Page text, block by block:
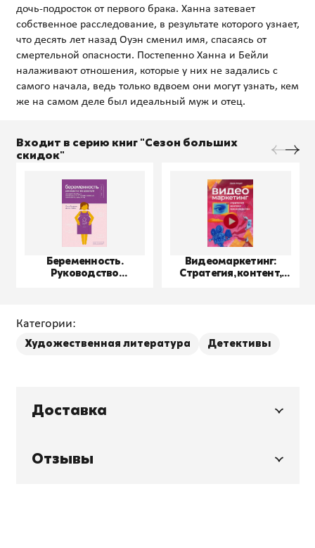
дочь-подросток от первого брака. Ханна затевает
собственное расследование, в результате которого узнает,
что десять лет назад Оуэн сменил имя, спасаясь от
смертельной опасности. Постепенно Ханна и Бейли
налаживают отношения, которые у них не задались с
самого начала, ведь только вдвоем они могут узнать, кем
Входит в серию книг "Сезон больших
скидок"
Беременность.
Руководство
Видеомаркетинг:
Стратегия, контент,
Категории:
Художественная литература Детективы
Доставка
Отзывы